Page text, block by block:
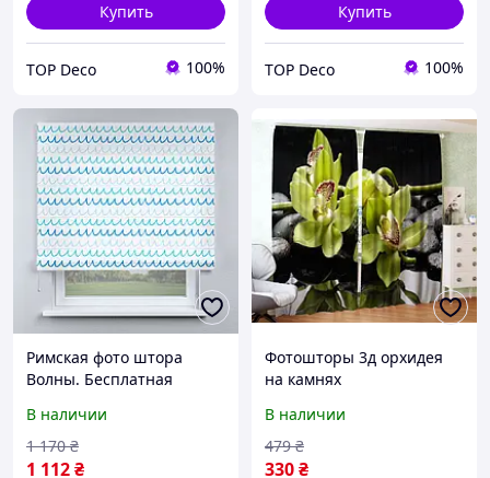
Купить
TOP Deco 100%
Купить
TOP Deco 100%
Римская фото штора
Волны. Бесплатная
В наличии
1 112₴
1 170 ₴
Фотошторы 3д орхидея
на камнях
В наличии
330₴
479 ₴